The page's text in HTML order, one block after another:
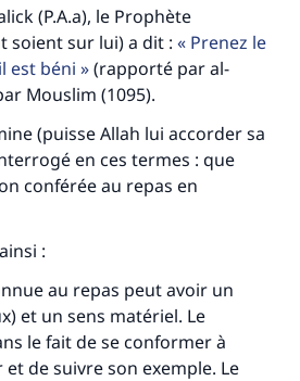
(P.A.a), le Prophète
soient sur lui) a dit :
Prenez le
est béni
(rapporté par al-
Mouslim (1095).
(puisse Allah lui accorder sa
en ces termes : que
conférée au repas en
:
au repas peut avoir un
et un sens matériel. Le
le fait de se conformer à
et de suivre son exemple. Le
dans la vie de
grâce à votre
(Paix sur lui) a dit:
une bonne action obtient la
que celui qui le fait."
1893)